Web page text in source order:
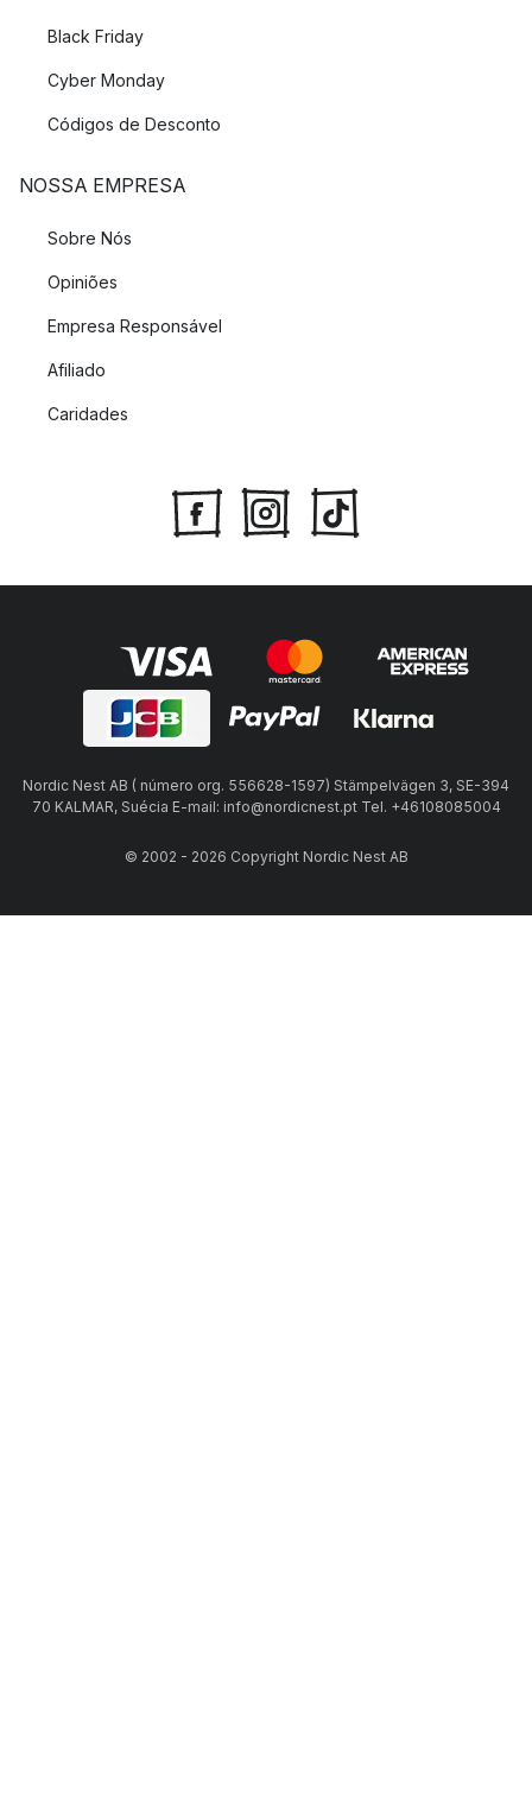
Black Friday
Cyber Monday
Códigos de Desconto
NOSSA EMPRESA
Sobre Nós
Opiniões
Empresa Responsável
Afiliado
Caridades
Nordic Nest AB ( número org. 556628-1597) Stämpelvägen 3, SE-394
70 KALMAR, Suécia E-mail: info@nordicnest.pt Tel. +46108085004
© 2002 - 2026 Copyright Nordic Nest AB